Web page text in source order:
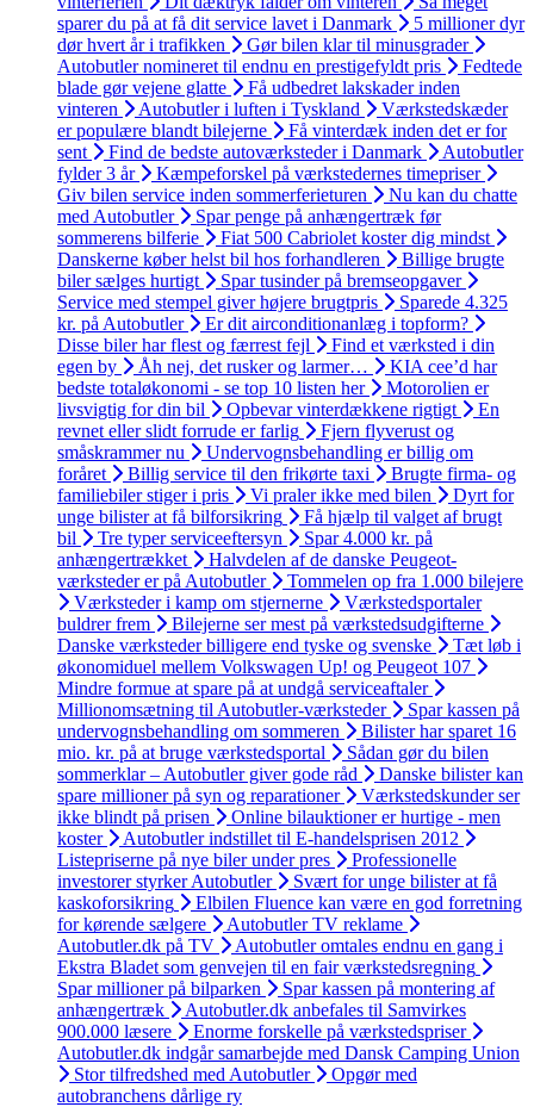
sparer du på at få dit service lavet i Danmark
5 millioner dyr
dør hvert år i trafikken
Gør bilen klar til minusgrader
Autobutler nomineret til endnu en prestigefyldt pris
Fedtede
blade gør vejene glatte
Få udbedret lakskader inden
vinteren
Autobutler i luften i Tyskland
Værkstedskæder
er populære blandt bilejerne
Få vinterdæk inden det er for
sent
Find de bedste autoværksteder i Danmark
Autobutler
fylder 3 år
Kæmpeforskel på værkstedernes timepriser
Giv bilen service inden sommerferieturen
Nu kan du chatte
med Autobutler
Spar penge på anhængertræk før
sommerens bilferie
Fiat 500 Cabriolet koster dig mindst
Danskerne køber helst bil hos forhandleren
Billige brugte
biler sælges hurtigt
Spar tusinder på bremseopgaver
Service med stempel giver højere brugtpris
Sparede 4.325
kr. på Autobutler
Er dit airconditionanlæg i topform?
Disse biler har flest og færrest fejl
Find et værksted i din
egen by
Åh nej, det rusker og larmer…
KIA cee’d har
bedste totaløkonomi - se top 10 listen her
Motorolien er
livsvigtig for din bil
Opbevar vinterdækkene rigtigt
En
revnet eller slidt forrude er farlig
Fjern flyverust og
småskrammer nu
Undervognsbehandling er billig om
foråret
Billig service til den frikørte taxi
Brugte firma- og
familiebiler stiger i pris
Vi praler ikke med bilen
Dyrt for
unge bilister at få bilforsikring
Få hjælp til valget af brugt
bil
Tre typer serviceeftersyn
Spar 4.000 kr. på
anhængertrækket
Halvdelen af de danske Peugeot-
værksteder er på Autobutler
Tommelen op fra 1.000 bilejere
Værksteder i kamp om stjernerne
Værkstedsportaler
buldrer frem
Bilejerne ser mest på værkstedsudgifterne
Danske værksteder billigere end tyske og svenske
Tæt løb i
økonomiduel mellem Volkswagen Up! og Peugeot 107
Mindre formue at spare på at undgå serviceaftaler
Millionomsætning til Autobutler-værksteder
Spar kassen på
undervognsbehandling om sommeren
Bilister har sparet 16
mio. kr. på at bruge værkstedsportal
Sådan gør du bilen
sommerklar – Autobutler giver gode råd
Danske bilister kan
spare millioner på syn og reparationer
Værkstedskunder ser
ikke blindt på prisen
Online bilauktioner er hurtige - men
koster
Autobutler indstillet til E-handelsprisen 2012
Listepriserne på nye biler under pres
Professionelle
investorer styrker Autobutler
Svært for unge bilister at få
kaskoforsikring
Elbilen Fluence kan være en god forretning
for kørende sælgere
Autobutler TV reklame
Autobutler.dk på TV
Autobutler omtales endnu en gang i
Ekstra Bladet som genvejen til en fair værkstedsregning
Spar millioner på bilparken
Spar kassen på montering af
anhængertræk
Autobutler.dk anbefales til Samvirkes
900.000 læsere
Enorme forskelle på værkstedspriser
Autobutler.dk indgår samarbejde med Dansk Camping Union
Stor tilfredshed med Autobutler
Opgør med
autobranchens dårlige ry